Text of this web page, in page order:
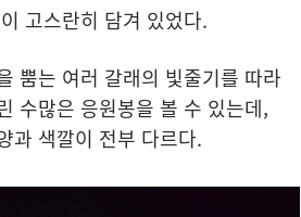
고스란히 담겨 있었다.
뿜는 여러 갈래의 빛줄기를 따라
수많은 응원봉을 볼 수 있는데,
과 색깔이 전부 다르다.